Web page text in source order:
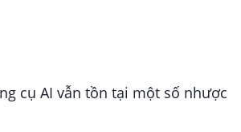
cụ AI vẫn tồn tại một số nhược